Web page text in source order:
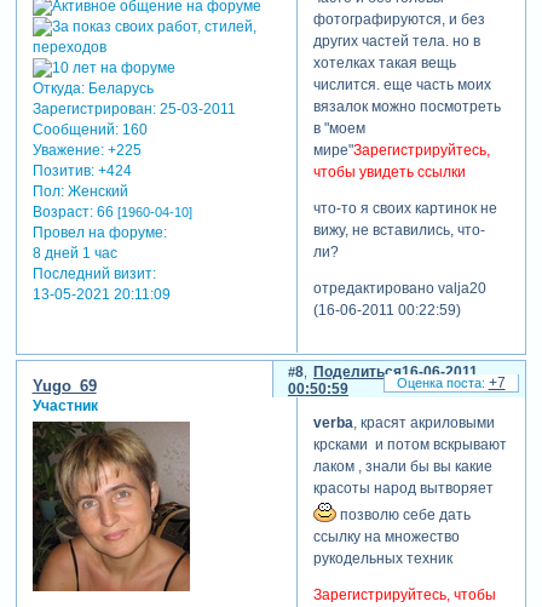
Откуда:Беларусь
Зарегистрирован: 25-03-2011
Сообщений:160
Уважение: +225
Позитив: +424
Пол:Женский
Возраст:66 [1960-04-10]
Провел на форуме:
8 дней 1 час
Последний визит:
13-05-2021 20:11:09
фотографируются, и без
других частей тела. но в
хотелках такая вещь
числится. еще часть моих
вязалок можно посмотреть
в "моем
мире"Зарегистрируйтесь,
чтобы увидеть ссылки
что-то я своих картинок не
вижу, не вставились, что-
ли?
отредактировано valja20
(16-06-2011 00:22:59)
Поделиться
8
16-06-2011
00:50:59
Yugo_69
Участник
verba, красят акриловыми
крсками и потом вскрывают
лаком , знали бы вы какие
красоты народ вытворяет
позволю себе дать
ссылку на множество
рукодельных техник
Зарегистрируйтесь, чтобы
+7